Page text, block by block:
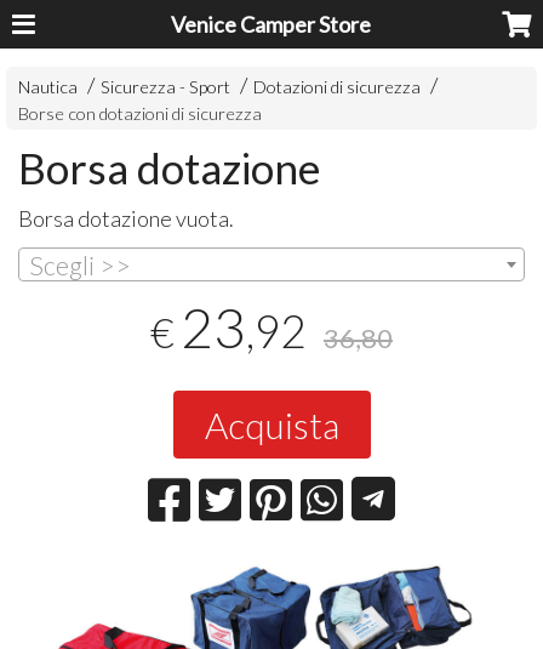
Venice Camper Store
Nautica Sicurezza - Sport
Dotazioni di sicurezza
Borse con dotazioni di sicurezza
Borsa dotazione
Borsa dotazione vuota.
Scegli >>
€ 23,92 36,80
Acquista